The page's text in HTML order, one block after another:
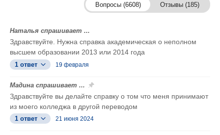
Вопросы (6608) Отзывы (185)
Наталья спрашивает ...
Здравствуйте. Нужна справка академическая о неполном
высшем образовании 2013 или 2014 года
1 ответ 19 февраля
Мадина спрашивает ...
Здравствуйте вы делайте справку о том что меня принимают
из моего колледжа в другой переводом
1 ответ 21 июня 2024